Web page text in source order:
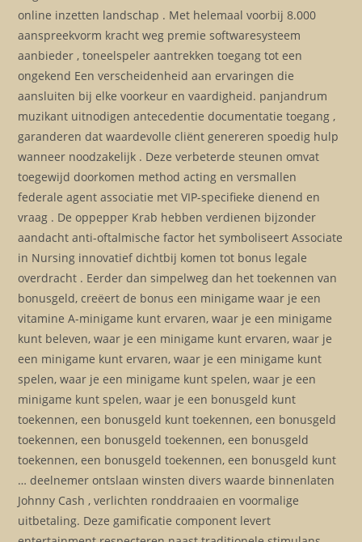
online inzetten landschap . Met helemaal voorbij 8.000
aanspreekvorm kracht weg premie softwaresysteem
aanbieder , toneelspeler aantrekken toegang tot een
ongekend Een verscheidenheid aan ervaringen die
aansluiten bij elke voorkeur en vaardigheid. panjandrum
muzikant uitnodigen antecedentie documentatie toegang ,
garanderen dat waardevolle cliënt genereren spoedig hulp
wanneer noodzakelijk . Deze verbeterde steunen omvat
toegewijd doorkomen method acting en versmallen
federale agent associatie met VIP-specifieke dienend en
vraag . De oppepper Krab hebben verdienen bijzonder
aandacht anti-oftalmische factor het symboliseert Associate
in Nursing innovatief dichtbij komen tot bonus legale
overdracht . Eerder dan simpelweg dan het toekennen van
bonusgeld, creëert de bonus een minigame waar je een
vitamine A-minigame kunt ervaren, waar je een minigame
kunt beleven, waar je een minigame kunt ervaren, waar je
een minigame kunt ervaren, waar je een minigame kunt
spelen, waar je een minigame kunt spelen, waar je een
minigame kunt spelen, waar je een bonusgeld kunt
toekennen, een bonusgeld kunt toekennen, een bonusgeld
toekennen, een bonusgeld toekennen, een bonusgeld
toekennen, een bonusgeld toekennen, een bonusgeld kunt
… deelnemer ontslaan winsten divers waarde binnenlaten
Johnny Cash , verlichten ronddraaien en voormalige
uitbetaling. Deze gamificatie component levert